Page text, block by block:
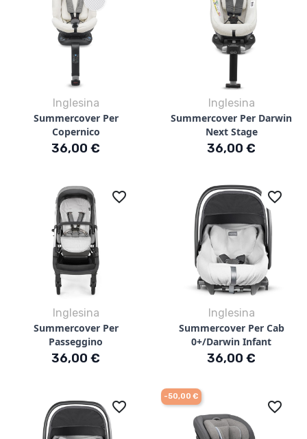
Inglesina
Summercover Per
Copernico
Prezzo
36,00 €
Inglesina
Summercover Per Darwin
Next Stage
Prezzo
36,00 €
favorite_border
Inglesina
Summercover Per
Passeggino
Prezzo
36,00 €
favorite_border
Inglesina
Summercover Per Cab
0+/darwin Infant
Prezzo
36,00 €
favorite_border favorite_border
-50,00 €